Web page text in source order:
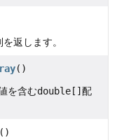
返します。
()
を含むdouble[] 配
()